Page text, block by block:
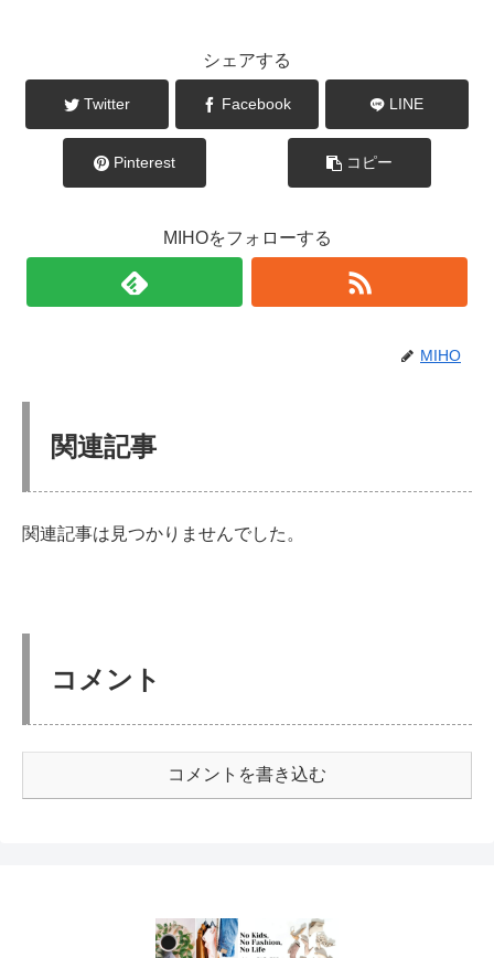
シェアする
Twitter Facebook LINE
Pinterest コピー
MIHOをフォローする
MIHO
関連記事
関連記事は見つかりませんでした。
コメント
コメントを書き込む